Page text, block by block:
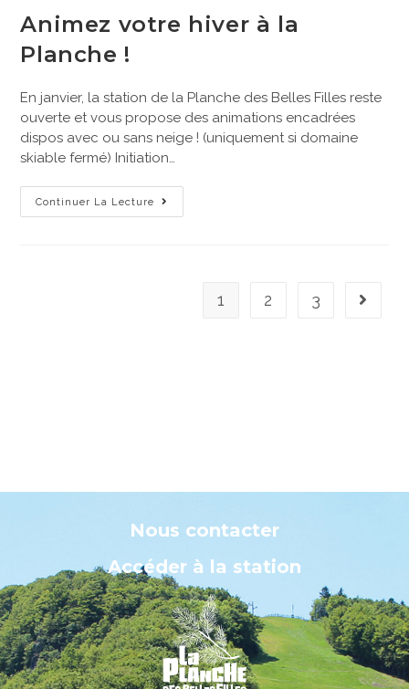
Animez votre hiver à la
Planche !
En janvier, la station de la Planche des Belles Filles reste
ouverte et vous propose des animations encadrées
dispos avec ou sans neige ! (uniquement si domaine
skiable fermé) Initiation…
Continuer La Lecture
1 2 3
Nous contacter
Accéder à la station